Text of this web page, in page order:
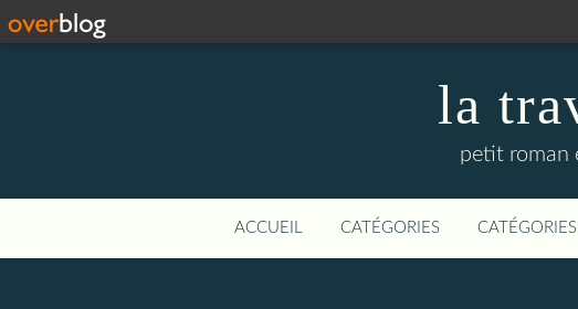
la
petit roman
ACCUEIL CATÉGORIES